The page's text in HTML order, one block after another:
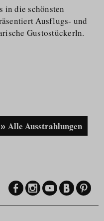
in die schönsten
Ausflugs- und
Gustostückerln.
Alle Ausstrahlungen